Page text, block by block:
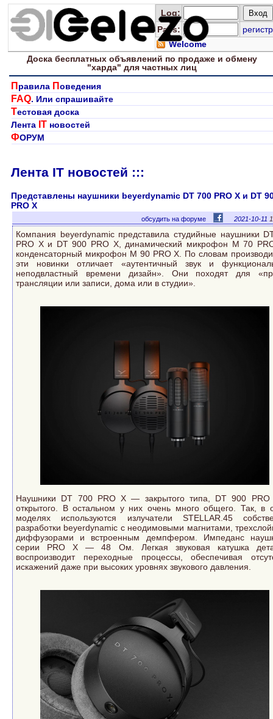
Log:
Pass:
регистр
Welcome
Доска бесплатныхобъявлений по продаже и обмену
"харда" для частных лиц
П равила Поведения
FAQ. Или спрашивайте
Тестовая доска
Лента IT новостей
ФОРУМ
Лента IT новостей :::
Представлены наушники beyerdynamic DT 700 PRO X и DT
PRO X
обсудить на форуме 2021-10-11
Компания beyerdynamic представила студийные наушники
PRO X и DT 900 PRO X, динамический микрофон M 70
конденсаторный микрофон M 90 PRO X. По словам
эти новинки отличает «аутентичный звук и
неподвластный времени дизайн». Они походят для
трансляции или записи, дома или в студии».
Наушники DT 700 PRO X — закрытого типа, DT 900
открытого. В остальном у них очень много общего. Так, в
моделях используются излучатели STELLAR.45
разработки beyerdynamic с неодимовыми магнитами,
диффузорами и встроенным демпфером. Импеданс
серии PRO X — 48 Ом. Легкая звуковая катушка
воспроизводит переходные процессы, обеспечивая
искажений даже при высоких уровнях звукового давления.